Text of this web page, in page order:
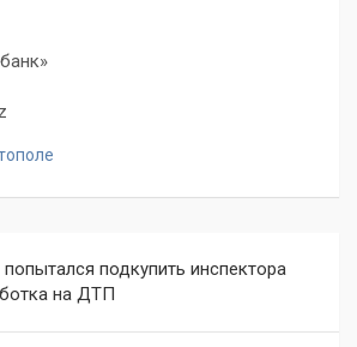
подкупить инспектора
на ДТП